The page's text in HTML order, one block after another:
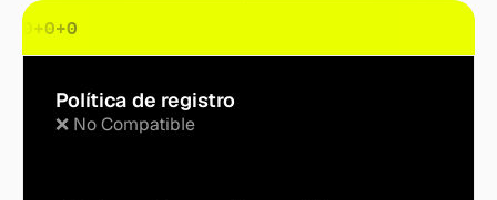
+0 +0+0
Política de registro
❌ No Compatible